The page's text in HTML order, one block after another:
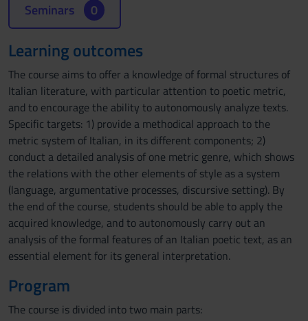
Seminars 0
Learning outcomes
The course aims to offer a knowledge of formal structures of
Italian literature, with particular attention to poetic metric,
and to encourage the ability to autonomously analyze texts.
Specific targets: 1) provide a methodical approach to the
metric system of Italian, in its different components; 2)
conduct a detailed analysis of one metric genre, which shows
the relations with the other elements of style as a system
(language, argumentative processes, discursive setting). By
the end of the course, students should be able to apply the
acquired knowledge, and to autonomously carry out an
analysis of the formal features of an Italian poetic text, as an
essential element for its general interpretation.
Program
The course is divided into two main parts: